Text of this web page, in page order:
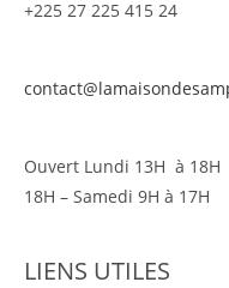
+225 27 225 415 24
Ouvert Lundi 13H à
18H – Samedi 9H à 17H
LIENS UTILES